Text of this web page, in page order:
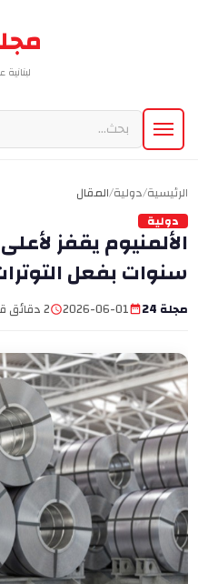
الرئيسية/دولية/المقال
دولية
سنوات بفعل
مجلة 24 2026-06-01 2 دقائق قراءة